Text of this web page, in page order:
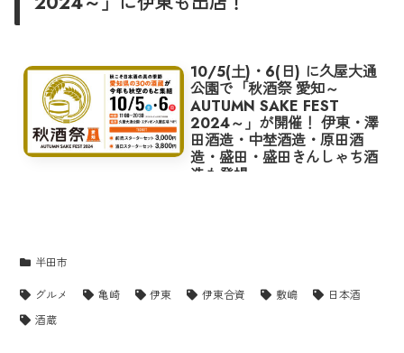
10/5(土)・6(日) に久屋大通
公園で「秋酒祭 愛知～
AUTUMN SAKE FEST
2024～」が開催！ 伊東・澤
田酒造・中埜酒造・原田酒
造・盛田・盛田きんしゃち酒
造も登場
半田市
グルメ
亀崎 伊東 伊東合資 敷嶋
日本酒
酒蔵